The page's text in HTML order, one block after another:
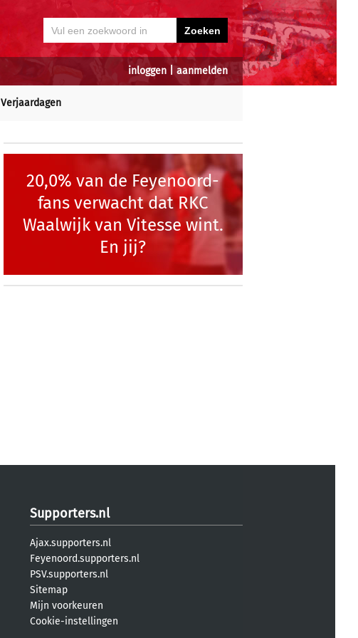
inloggen aanmelden
Verjaardagen
20,0% van de Feyenoord-
fans verwacht dat RKC
Waalwijk van Vitesse wint.
En jij?
Supporters.nl
Ajax.supporters.nl
Feyenoord.supporters.nl
PSV.supporters.nl
Sitemap
Mijn voorkeuren
Cookie-instellingen